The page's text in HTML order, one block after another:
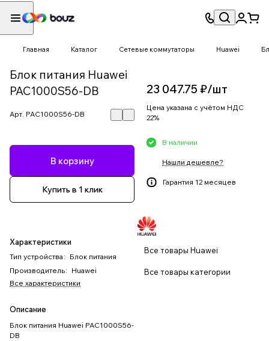
Главная Каталог Сетевые коммутаторы Huawei
Блок питания Huawei
PAC1000S56-DB
Арт. PAC1000S56-DB
В корзину
Купить в 1 клик
Характеристики
Тип устройства : Блок питания
Производитель: Huawei
Все характеристики
Описание
Блок питания Huawei PAC1000S56-
DB
23 047.75 ₽/шт
Цена указана с учётом НДС
22%
В наличии
Нашли дешевле?
Гарантия 12 месяцев
Все товары Huawei
Все товары категории